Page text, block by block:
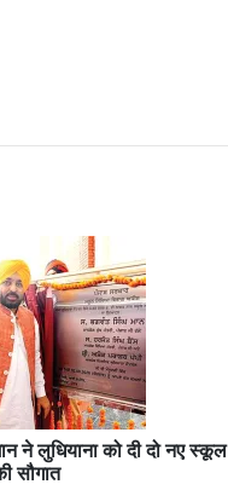
ने लुधियाना को दी दो नए स्कूल
सौगात